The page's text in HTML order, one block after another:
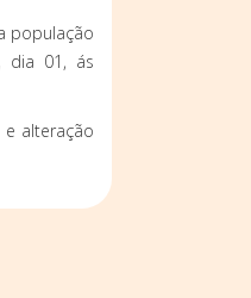
população
dia 01, ás
alteração